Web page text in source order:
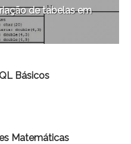
de tabelas em
Básicos
Matemáticas